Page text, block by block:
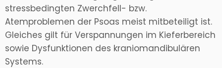
stressbedingten Zwerchfell- bzw.
Atemproblemen der Psoas meist mitbeteiligt ist.
Gleiches gilt für Verspannungen im Kieferbereich
sowie Dysfunktionen des kraniomandibulären
Systems.